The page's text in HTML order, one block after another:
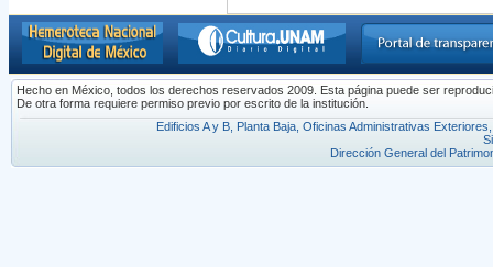
Hecho en México, todos los derechos reservados 2009. Esta página puede ser
De otra forma requiere permiso previo por escrito de la institución.
Edificios A y B, Planta Baja, Oficinas Administrativas
Dirección General del